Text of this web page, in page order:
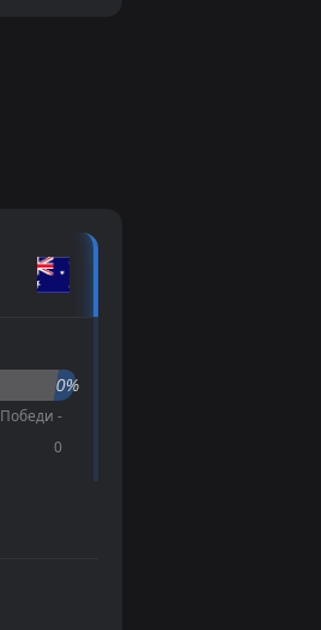
0%
Победи -
0